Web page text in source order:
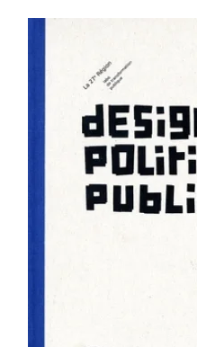
Cet ouvrage décrit
de réalisations
les habitants
conception des